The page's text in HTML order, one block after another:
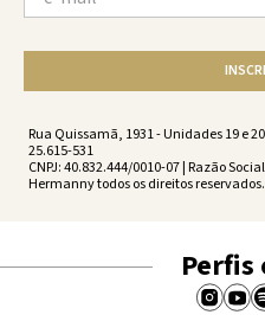
Rua Quissamã, 1931 - Unidades 19 e
25.615-531
CNPJ: 40.832.444/0010-07 | Razão
Hermanny todos os direitos reservados.
Perfis